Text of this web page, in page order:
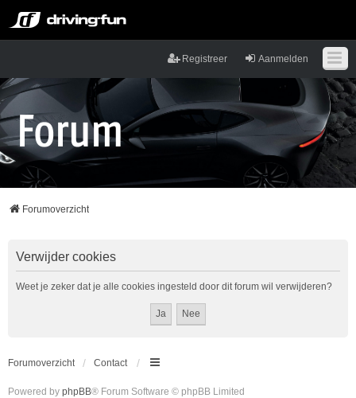
Aanmelden
Registreer
Forumoverzicht
Verwijder cookies
Weet je zeker dat je alle cookies ingesteld door dit forum wil verwijderen?
Forumoverzicht Contact
Powered by phpBB® Forum Software © phpBB Limited